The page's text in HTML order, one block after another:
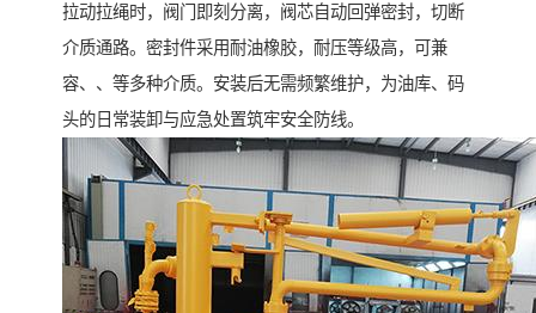
拉动拉绳时，阀门即刻分离，阀芯自动回弹密封，切断
介质通路。密封件采用耐油橡胶，耐压等级高，可兼
容、、等多种介质。安装后无需频繁维护，为油库、码
头的日常装卸与应急处置筑牢安全防线。